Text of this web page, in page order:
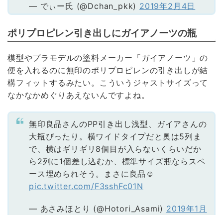
— でぃー氏 (@Dchan_pkk) 2019年2月4日
ポリプロピレン引き出しにガイアノーツの瓶
模型やプラモデルの塗料メーカー「ガイアノーツ」の
便を入れるのに無印のポリプロピレンの引き出しが結
構フィットするみたい。こういうジャストサイズって
なかなかめぐりあえないんですよね。
無印良品さんのPP引き出し浅型、ガイアさんの
大瓶ぴったり。横ワイドタイプだと奥は5列ま
で、横はギリギリ8個目が入らないくらいだか
ら2列に1個差し込むか、標準サイズ瓶ならスペ
ース埋められそう。まさに良品☺️
pic.twitter.com/F3sshFc01N
— あさみほとり (@Hotori_Asami) 2019年1月